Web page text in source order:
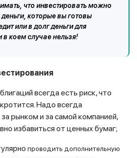
что инвестировать можно
которые вы готовы
или в долг деньги для
в коем случае нельзя!
всегда есть риск, что
Надо всегда
рынком и за самой компанией,
избавиться от ценных бумаг;
проводить дополнительную